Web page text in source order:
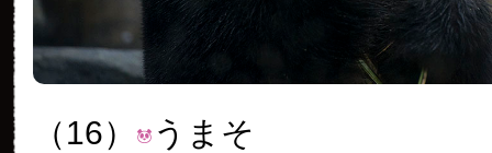
（16） うまそ